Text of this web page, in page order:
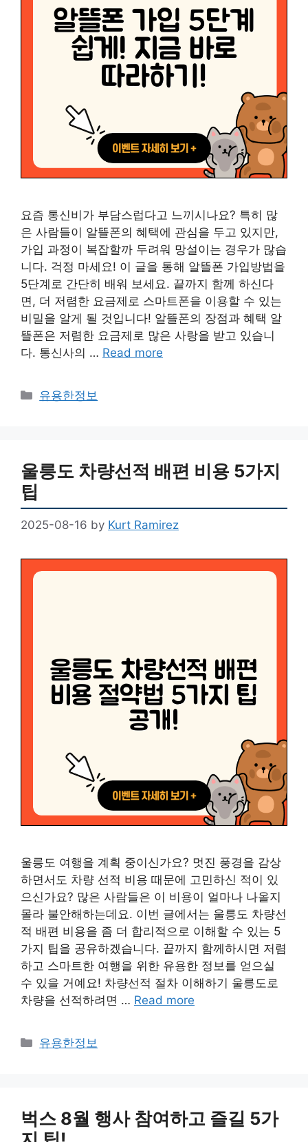
요즘 통신비가 부담스럽다고 느끼시나요? 특히 많
은 사람들이 알뜰폰의 혜택에 관심을 두고 있지만,
가입 과정이 복잡할까 두려워 망설이는 경우가 많습
니다. 걱정 마세요! 이 글을 통해 알뜰폰 가입방법을
5단계로 간단히 배워 보세요. 끝까지 함께 하신다
면, 더 저렴한 요금제로 스마트폰을 이용할 수 있는
비밀을 알게 될 것입니다! 알뜰폰의 장점과 혜택 알
뜰폰은 저렴한 요금제로 많은 사랑을 받고 있습니
다. 통신사의 … Read more
Categories
유용한정보
울릉도 차량선적 배편 비용 5가지
팁
2025-08-16 by Kurt Ramirez
울릉도 여행을 계획 중이신가요? 멋진 풍경을 감상
하면서도 차량 선적 비용 때문에 고민하신 적이 있
으신가요? 많은 사람들은 이 비용이 얼마나 나올지
몰라 불안해하는데요. 이번 글에서는 울릉도 차량선
적 배편 비용을 좀 더 합리적으로 이해할 수 있는 5
가지 팁을 공유하겠습니다. 끝까지 함께하시면 저렴
하고 스마트한 여행을 위한 유용한 정보를 얻으실
수 있을 거예요! 차량선적 절차 이해하기 울릉도로
차량을 선적하려면 … Read more
Categories
유용한정보
벅스 8월 행사 참여하고 즐길 5가